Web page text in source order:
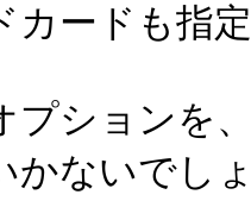
ードも指
ションを
かないでし